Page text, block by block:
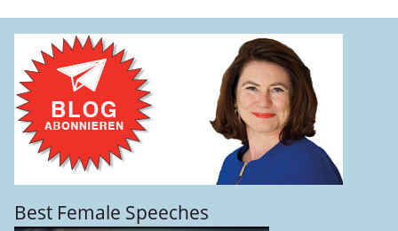
Best Female Speeches